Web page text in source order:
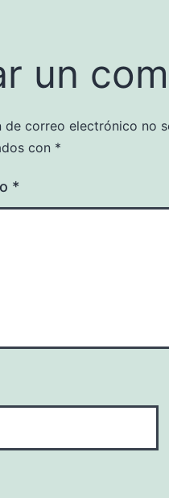
un
de correo electrónico no
con *
*